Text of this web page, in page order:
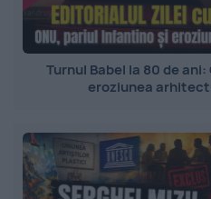
Turnul Babel la 80 de
eroziunea